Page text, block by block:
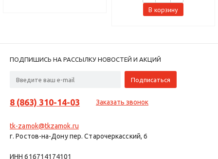
В корзину
ПОДПИШИСЬ НА РАССЫЛКУ НОВОСТЕЙ И АКЦИЙ
8 (863) 310-14-03 Заказать звонок
tk-zamok@tkzamok.ru
г. Ростов-на-Дону пер. Старочеркасский, 6
ИНН 616714174101